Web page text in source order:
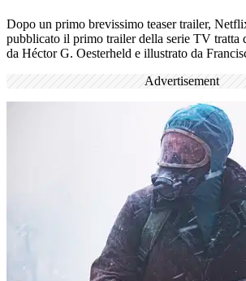
Dopo un primo brevissimo teaser trailer,
pubblicato il primo trailer della serie TV tratta
da Héctor G. Oesterheld e illustrato da
Advertisement